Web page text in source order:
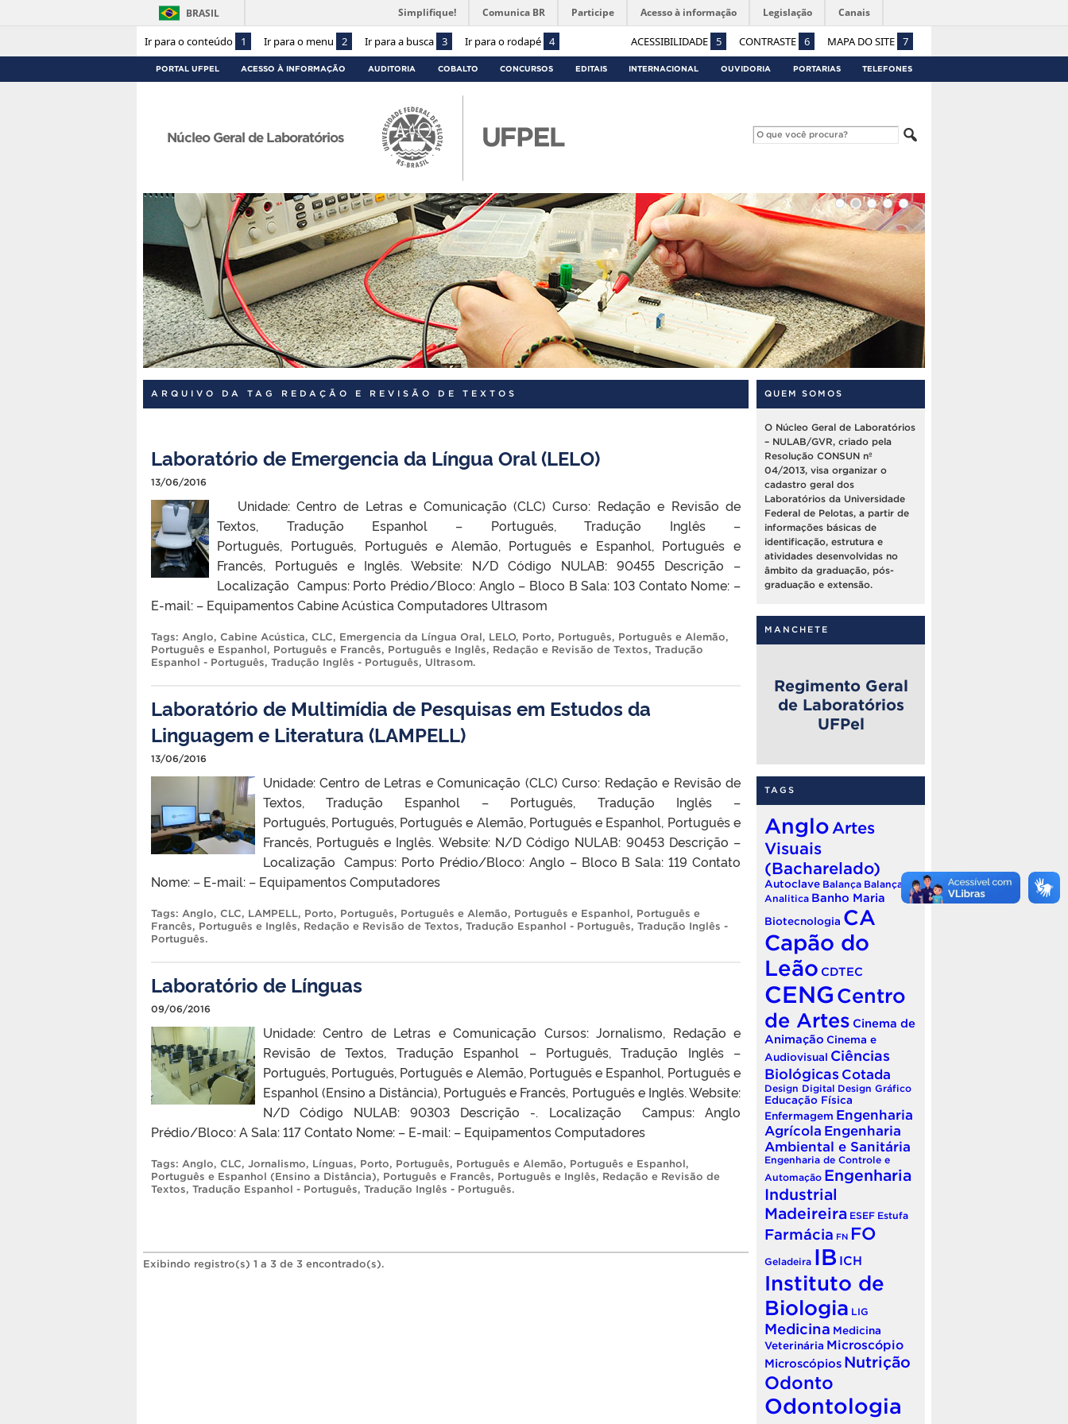
Ir para o conteúdo 1 Ir para o menu 2 Ir para a busca 3 Ir para o rodapé 4 ACESSIBILIDADE 5 CONTRASTE 6 MAPA DO SITE 7
BRASIL Simplifique! Comunica BR Participe Acesso à informação Legislação Canais
PORTAL UFPEL ACESSO À INFORMAÇÃO AUDITORIA COBALTO CONCURSOS EDITAIS INTERNACIONAL OUVIDORIA PORTARIAS TELEFONES
Núcleo Geral de Laboratórios
ARQUIVO DA TAG REDAÇÃO E REVISÃO DE TEXTOS
Laboratório de Emergencia da Língua Oral (LELO)
13/06/2016
Unidade: Centro de Letras e Comunicação (CLC) Curso: Redação e Revisão de
Textos, Tradução Espanhol – Português, Tradução Inglês –
Português, Português, Português e Alemão, Português e Espanhol, Português e
Francês, Português e Inglês. Website: N/D Código NULAB: 90455 Descrição –
Localização Campus: Porto Prédio/Bloco: Anglo – Bloco B Sala: 103 Contato Nome: –
E-mail: – Equipamentos Cabine Acústica Computadores Ultrasom
Tags: Anglo, Cabine Acústica, CLC, Emergencia da Língua Oral, LELO, Porto, Português, Português e Alemão,
Português e Espanhol, Português e Francês, Português e Inglês, Redação e Revisão de Textos, Tradução
Espanhol - Português, Tradução Inglês - Português, Ultrasom.
Laboratório de Multimídia de Pesquisas em Estudos da
Linguagem e Literatura (LAMPELL)
13/06/2016
Unidade: Centro de Letras e Comunicação (CLC) Curso: Redação e Revisão de
Textos, Tradução Espanhol – Português, Tradução Inglês –
Português, Português, Português e Alemão, Português e Espanhol, Português e
Francês, Português e Inglês. Website: N/D Código NULAB: 90453 Descrição –
Localização Campus: Porto Prédio/Bloco: Anglo – Bloco B Sala: 119 Contato
Nome: – E-mail: – Equipamentos Computadores
Tags: Anglo, CLC, LAMPELL, Porto, Português, Português e Alemão, Português e Espanhol, Português e
Francês, Português e Inglês, Redação e Revisão de Textos, Tradução Espanhol - Português, Tradução Inglês -
Português.
Laboratório de Línguas
09/06/2016
Unidade: Centro de Letras e Comunicação Cursos: Jornalismo, Redação e
Revisão de Textos, Tradução Espanhol – Português, Tradução Inglês –
Português, Português, Português e Alemão, Português e Espanhol, Português e
Espanhol (Ensino a Distância), Português e Francês, Português e Inglês. Website:
N/D Código NULAB: 90303 Descrição -. Localização Campus: Anglo
Prédio/Bloco: A Sala: 117 Contato Nome: – E-mail: – Equipamentos Computadores
Tags: Anglo, CLC, Jornalismo, Línguas, Porto, Português, Português e Alemão, Português e Espanhol,
Português e Espanhol (Ensino a Distância), Português e Francês, Português e Inglês, Redação e Revisão de
Textos, Tradução Espanhol - Português, Tradução Inglês - Português.
Exibindo registro(s) 1 a 3 de 3 encontrado(s).
QUEM SOMOS
O Núcleo Geral de Laboratórios
– NULAB/GVR, criado pela
Resolução CONSUN nº
04/2013, visa organizar o
cadastro geral dos
Laboratórios da Universidade
Federal de Pelotas, a partir de
informações básicas de
identificação, estrutura e
atividades desenvolvidas no
âmbito da graduação, pós-
graduação e extensão.
MANCHETE
Regimento Geral
de Laboratórios
UFPel
TAGS
Anglo Artes
Visuais
(Bacharelado)
Autoclave Balança Balança
Analitica Banho Maria
Biotecnologia CA
Capão do
Leão CDTEC
CENG Centro
de Artes Cinema de
Animação Cinema e
Audiovisual Ciências
Biológicas Cotada
Design Digital Design Gráfico
Educação Física
Enfermagem Engenharia
Agrícola Engenharia
Ambiental e Sanitária
Engenharia de Controle e
Automação Engenharia
Industrial
Madeireira ESEF Estufa
Farmácia FN FO
Geladeira IB ICH
Instituto de
Biologia LIG
Medicina Medicina
Veterinária Microscópio
Microscópios Nutrição
Odonto
Odontologia